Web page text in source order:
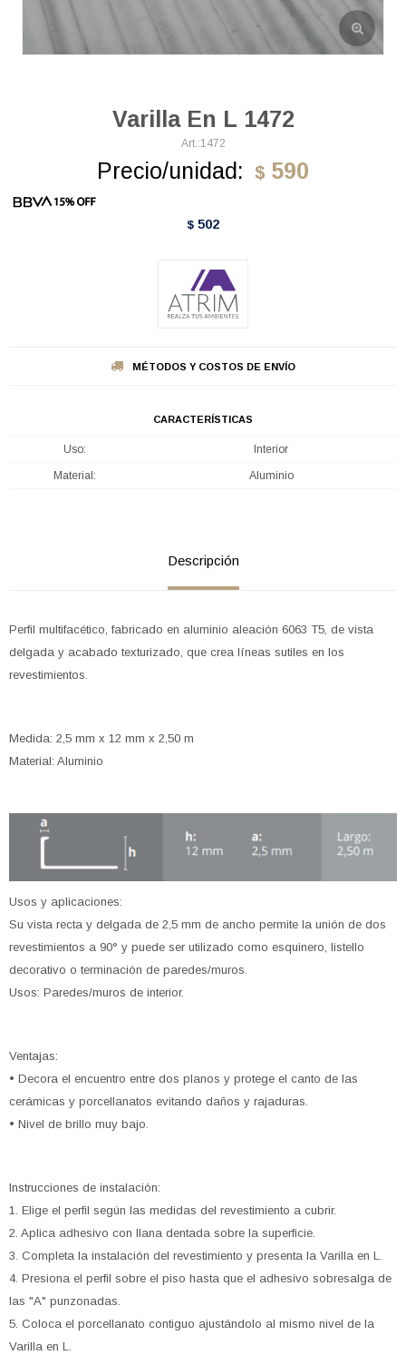
Varilla En L 1472
1472
Precio/unidad: $ 590
$ 502
MÉTODOS Y COSTOS DE ENVÍO
CARACTERÍSTICAS
Uso Interior
Material Aluminio
Descripción
Perfil multifacético, fabricado en aluminio aleación 6063 T5, de vista
delgada y acabado texturizado, que crea líneas sutiles en los
revestimientos.
Medida: 2,5 mm x 12 mm x 2,50 m
Material: Aluminio
Usos y aplicaciones:
Su vista recta y delgada de 2,5 mm de ancho permite la unión de dos
revestimientos a 90° y puede ser utilizado como esquinero, listello
decorativo o terminación de paredes/muros.
Usos: Paredes/muros de interior.
Ventajas:
• Decora el encuentro entre dos planos y protege el canto de las
cerámicas y porcellanatos evitando daños y rajaduras.
• Nivel de brillo muy bajo.
Instrucciones de instalación:
1. Elige el perfil según las medidas del revestimiento a cubrir.
2. Aplica adhesivo con llana dentada sobre la superficie.
3. Completa la instalación del revestimiento y presenta la Varilla en L.
4. Presiona el perfil sobre el piso hasta que el adhesivo sobresalga de
las "A" punzonadas.
5. Coloca el porcellanato contiguo ajustándolo al mismo nivel de la
Varilla en L.